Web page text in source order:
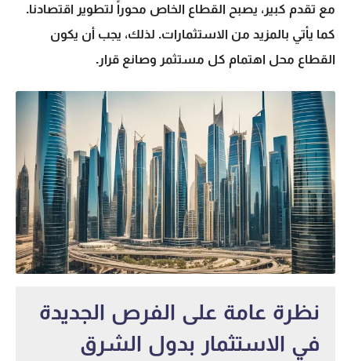
مع تقدم كبير، يصبح القطاع الخاص محوراً لتطوير اقتصادنا.
كما يأتي بالمزيد من الاستثمارات. لذلك، يجب أن يكون
القطاع محل اهتمام كل مستثمر وصانع قرار.
نظرة عامة على الفرص الجديدة
في الاستثمار بدول الشرق